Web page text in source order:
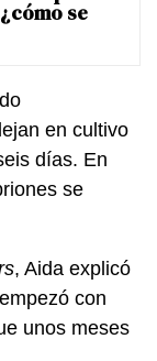
se
en cultivo
días. En
se
, Aida explicó
con
unos meses